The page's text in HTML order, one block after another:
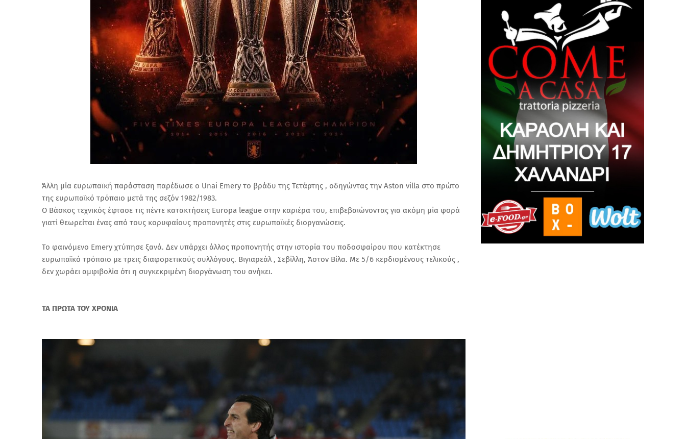
Άλλη μία ευρωπαϊκή παράσταση παρέδωσε ο Unai Emery το βράδυ της Τετάρτης , οδηγώντας την Aston villa στο πρώτο
της ευρωπαϊκό τρόπαιο μετά της σεζόν 1982/1983.
Ο Βάσκος τεχνικός έφτασε τις πέντε κατακτήσεις Europa league στην καριέρα του, επιβεβαιώνοντας για ακόμη μία φορά
γιατί θεωρείται ένας από τους κορυφαίους προπονητές στις ευρωπαϊκές διοργανώσεις.
Το φαινόμενο Emery χτύπησε ξανά. Δεν υπάρχει άλλος προπονητής στην ιστορία του ποδοσφαίρου που κατέκτησε
ευρωπαϊκό τρόπαιο με τρεις διαφορετικούς συλλόγους. Βιγιαρεάλ , Σεβίλλη, Άστον Βίλα. Με 5/6 κερδισμένους τελικούς ,
δεν χωράει αμφιβολία ότι η συγκεκριμένη διοργάνωση του ανήκει.
ΤΑ ΠΡΩΤΑ ΤΟΥ ΧΡΟΝΙΑ